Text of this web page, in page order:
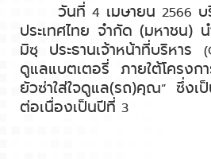
วันที่4 เมษายน2566
ประเทศไทย จำกัด (มหาชน) น
มิซุ ประธานเจ้าหน้าที่บริหาร
ดูแลแบตเตอรี่ ภายใต้โครงก
ยัวซ่าใส่ใจดูแล(รถ)คุณ” ซึ่งเ
ต่อเนื่องเป็นปีที่ 3